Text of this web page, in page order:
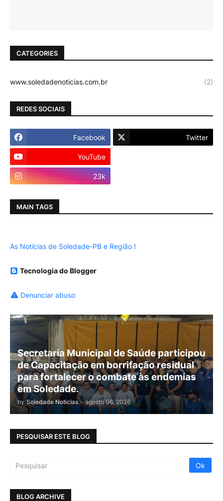
CATEGORIES
www.soledadenoticias.com.br (2)
REDES SOCIAIS
Facebook Twitter
YouTube
23k
MAIN TAGS
As Notícias de Soledade-PB e Região !
Tecnologia do Blogger
Denunciar abuso
Secretaria Municipal de Saúde participou
de Capacitação em borrifação residual
para fortalecer o combate às endemias
em Soledade.
by Soledade Noticias - agosto 06, 2026
PESQUISAR ESTE BLOG
BLOG ARCHIVE